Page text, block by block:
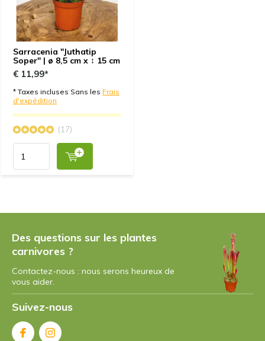
ParSimone Gaßmann- 21-03-2024 10:16
5 / 5
Die Pflanze ist gut gewachsen und war sehr gut
verpackt. Nichts war beschädigt.
+ Super verpackt
- 26-12-2023 13:31
5 / 5
+ Rapidité. Emballage. Qualité de la plante
ParVirginie CHEROUVRIER
5 / 5
J'adore !!!
Sarracenia "Juthatip
Soper" | ø 8,5 cm x ↕ 15 cm
€ 11,99*
* Taxes incluses Sans les Frais
d'expédition
(17)
Des questions sur les plantes
carnivores ?
Contactez-nous : nous serons heureux de
vous aider.
Suivez-nous